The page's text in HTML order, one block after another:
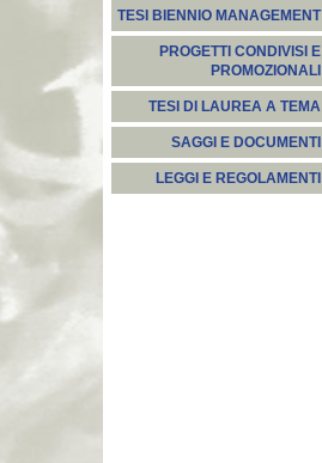
TESI BIENNIO MANAGEMENT
PROGETTI CONDIVISI E
PROMOZIONALI
TESI DI LAUREA A TEMA
SAGGI E DOCUMENTI
LEGGI E REGOLAMENTI